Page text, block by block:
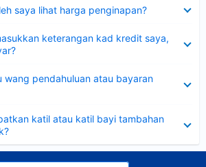
saya lihat harga penginapan?
keterangan kad kredit saya,
wang pendahuluan atau bayaran
katil atau katil bayi tambahan